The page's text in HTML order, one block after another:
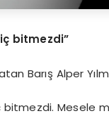
bitmezdi”
Barış Alper
Mesele